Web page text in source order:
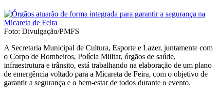
Foto: Divulgação/PMFS
A Secretaria Municipal de Cultura, Esporte e Lazer, juntamente com
o Corpo de Bombeiros, Polícia Militar, órgãos de saúde,
infraestrutura e trânsito, está trabalhando na elaboração de um plano
de emergência voltado para a Micareta de Feira, com o objetivo de
garantir a segurança e o bem-estar de todos durante o evento.